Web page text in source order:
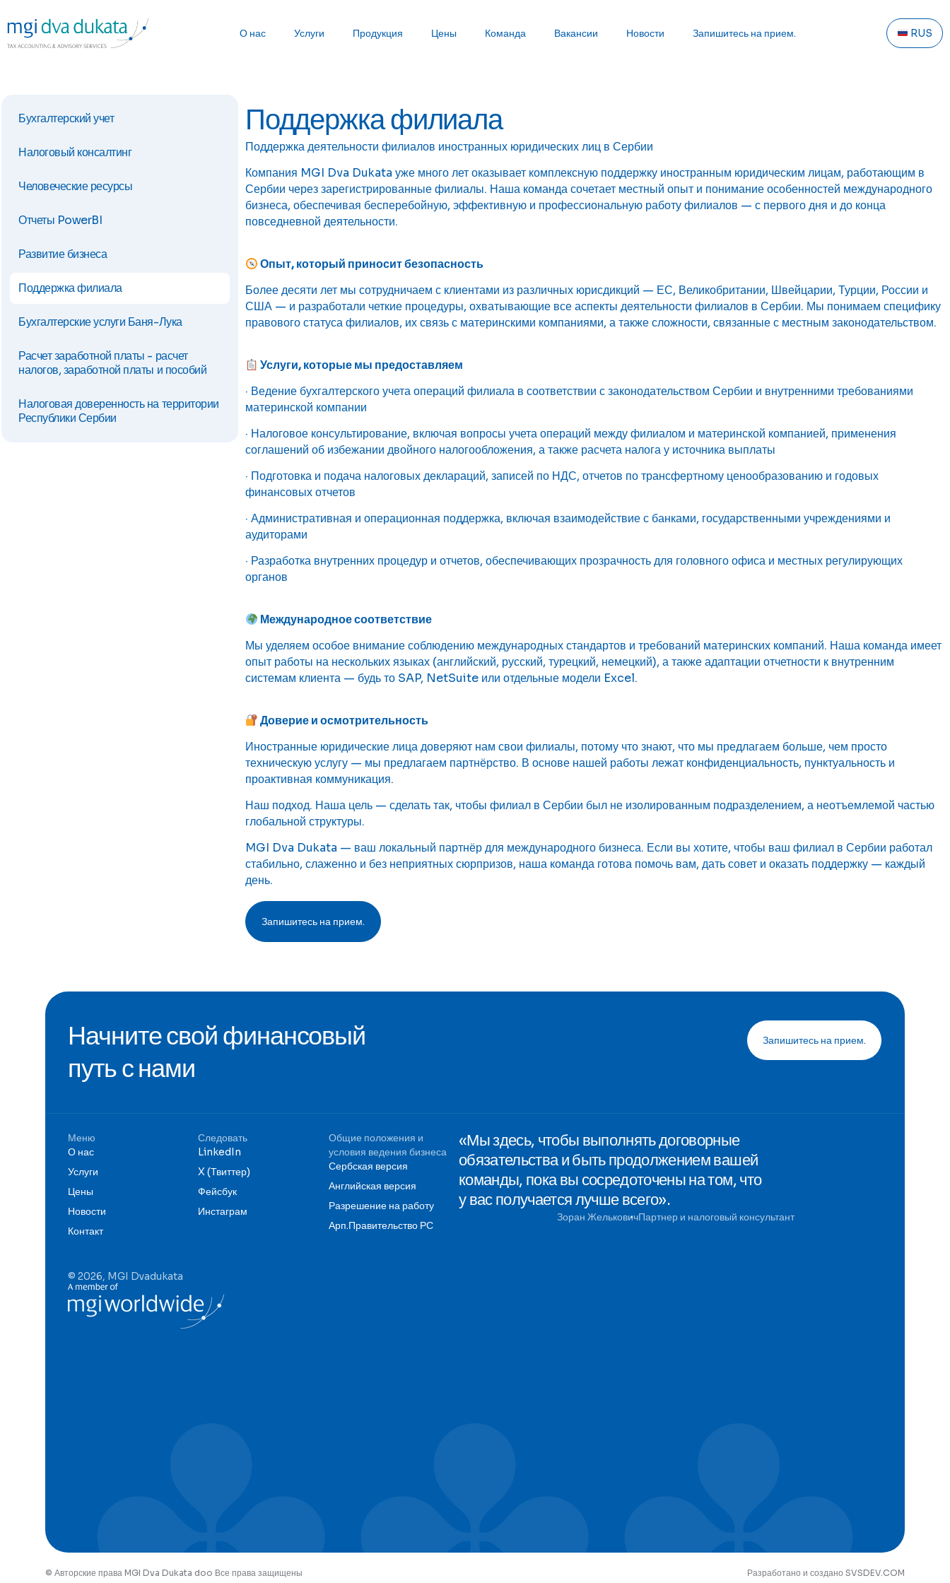
О нас Услуги Продукция Цены Команда Вакансии Новости Запишитесь на прием. RUS
Бухгалтерский учет
Налоговый консалтинг
Человеческие ресурсы
Отчеты PowerBI
Развитие бизнеса
Поддержка филиала
Бухгалтерские услуги Баня-Лука
Расчет заработной платы - расчет
налогов, заработной платы и пособий
Налоговая доверенность на территории
Республики Сербии
Поддержка филиала
Поддержка деятельности филиалов иностранных юридических лиц в Сербии
Компания MGI Dva Dukata уже много лет оказывает комплексную поддержку иностранным юридическим лицам, работающим в
Сербии через зарегистрированные филиалы. Наша команда сочетает местный опыт и понимание особенностей международного
бизнеса, обеспечивая бесперебойную, эффективную и профессиональную работу филиалов — с первого дня и до конца
повседневной деятельности.
Опыт, который приносит безопасность
Более десяти лет мы сотрудничаем с клиентами из различных юрисдикций — ЕС, Великобритании, Швейцарии, Турции, России и
США — и разработали четкие процедуры, охватывающие все аспекты деятельности филиалов в Сербии. Мы понимаем специфику
правового статуса филиалов, их связь с материнскими компаниями, а также сложности, связанные с местным законодательством.
Услуги, которые мы предоставляем
· Ведение бухгалтерского учета операций филиала в соответствии с законодательством Сербии и внутренними требованиями
материнской компании
· Налоговое консультирование, включая вопросы учета операций между филиалом и материнской компанией, применения
соглашений об избежании двойного налогообложения, а также расчета налога у источника выплаты
· Подготовка и подача налоговых деклараций, записей по НДС, отчетов по трансфертному ценообразованию и годовых
финансовых отчетов
· Административная и операционная поддержка, включая взаимодействие с банками, государственными учреждениями и
аудиторами
· Разработка внутренних процедур и отчетов, обеспечивающих прозрачность для головного офиса и местных регулирующих
органов
Международное соответствие
Мы уделяем особое внимание соблюдению международных стандартов и требований материнских компаний. Наша команда имеет
опыт работы на нескольких языках (английский, русский, турецкий, немецкий), а также адаптации отчетности к внутренним
системам клиента — будь то SAP, NetSuite или отдельные модели Excel.
Доверие и осмотрительность
Иностранные юридические лица доверяют нам свои филиалы, потому что знают, что мы предлагаем больше, чем просто
техническую услугу — мы предлагаем партнёрство. В основе нашей работы лежат конфиденциальность, пунктуальность и
проактивная коммуникация.
Наш подход. Наша цель — сделать так, чтобы филиал в Сербии был не изолированным подразделением, а неотъемлемой частью
глобальной структуры.
MGI Dva Dukata — ваш локальный партнёр для международного бизнеса. Если вы хотите, чтобы ваш филиал в Сербии работал
стабильно, слаженно и без неприятных сюрпризов, наша команда готова помочь вам, дать совет и оказать поддержку — каждый
день.
Запишитесь на прием.
Начните свой финансовый
путь с нами
Запишитесь на прием.
Меню
О нас
Услуги
Цены
Новости
Контакт
Следовать
LinkedIn
X (Твиттер)
Фейсбук
Инстаграм
Общие положения и
условия ведения бизнеса
Сербская версия
Английская версия
Разрешение на работу
Арп.Правительство РС
«Мы здесь, чтобы выполнять договорные
обязательства и быть продолжением вашей
команды, пока вы сосредоточены на том, что
у вас получается лучше всего».
Зоран ЖельковичПартнер и налоговый консультант
© 2026, MGI Dvadukata
© Авторские права MGI Dva Dukata doo Все права защищены Разработано и создано SVSDEV.COM